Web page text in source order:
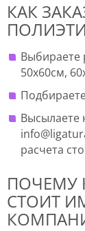
КАК
Выбираете
50х60см,
Высылаете
расчета
ПОЧЕМУ
СТОИТ